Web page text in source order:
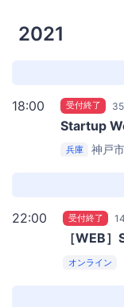
2021
18:00 受付終了
Startup
兵庫
神戸
22:00 受付終了
［WEB
オンライン